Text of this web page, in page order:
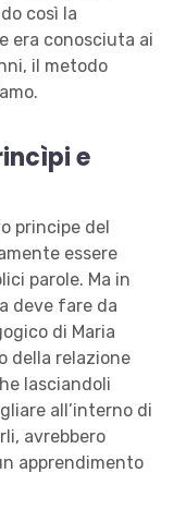
così la
era conosciuta ai
il metodo
e
principe del
essere
parole. Ma in
deve fare da
di Maria
della relazione
lasciandoli
all’interno di
avrebbero
apprendimento